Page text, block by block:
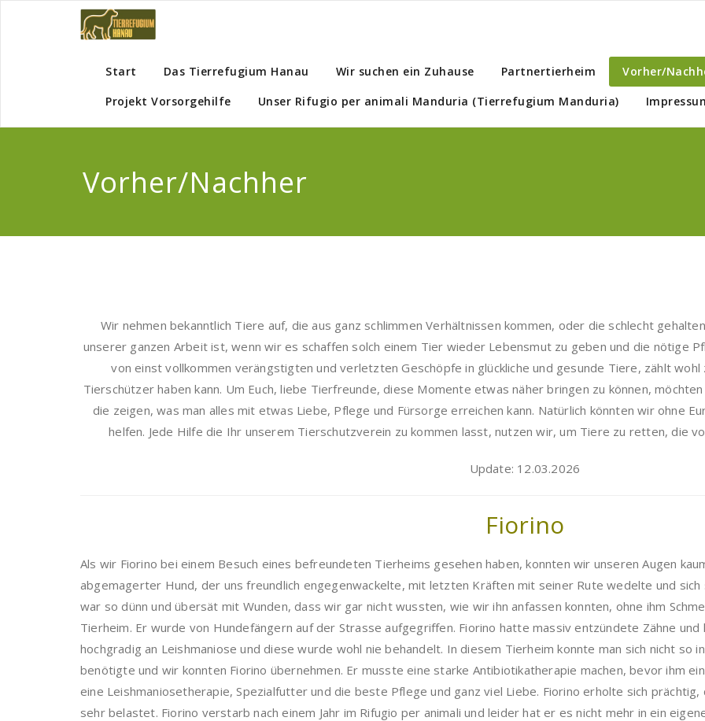
Start Das Tierrefugium Hanau Wir suchen ein Zuhause Partnertierheim
Vorher/
Projekt Vorsorgehilfe
Unser Rifugio per animali Manduria (Tierrefugium Manduria)
Vorher/Nachher
Wir nehmen bekanntlich Tiere auf, die aus ganz schlimmen Verhältnissen kommen, oder die schlecht
unserer ganzen Arbeit ist, wenn wir es schaffen solch einem Tier wieder Lebensmut zu geben und die nötige
von einst vollkommen verängstigten und verletzten Geschöpfe in glückliche und gesunde Tiere, zählt
Tierschützer haben kann. Um Euch, liebe Tierfreunde, diese Momente etwas näher bringen zu können,
die zeigen, was man alles mit etwas Liebe, Pflege und Fürsorge erreichen kann. Natürlich könnten wir ohne
helfen. Jede Hilfe die Ihr unserem Tierschutzverein zu kommen lasst, nutzen wir, um Tiere zu retten, die
Update: 12.03.2026
Fiorino
Als wir Fiorino bei einem Besuch eines befreundeten Tierheims gesehen haben, konnten wir unseren Augen
abgemagerter Hund, der uns freundlich engegenwackelte, mit letzten Kräften mit seiner Rute wedelte und
war so dünn und übersät mit Wunden, dass wir gar nicht wussten, wie wir ihn anfassen konnten, ohne ihm
Tierheim. Er wurde von Hundefängern auf der Strasse aufgegriffen. Fiorino hatte massiv entzündete Zähne
hochgradig an Leishmaniose und diese wurde wohl nie behandelt. In diesem Tierheim konnte man sich nicht so
benötigte und wir konnten Fiorino übernehmen. Er musste eine starke Antibiotikatherapie machen, bevor ihm
eine Leishmaniosetherapie, Spezialfutter und die beste Pflege und ganz viel Liebe. Fiorino erholte sich
sehr belastet. Fiorino verstarb nach einem Jahr im Rifugio per animali und leider hat er es nicht mehr in ein